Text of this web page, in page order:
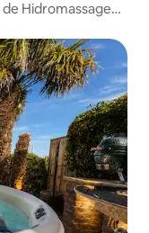
Hidromassagem